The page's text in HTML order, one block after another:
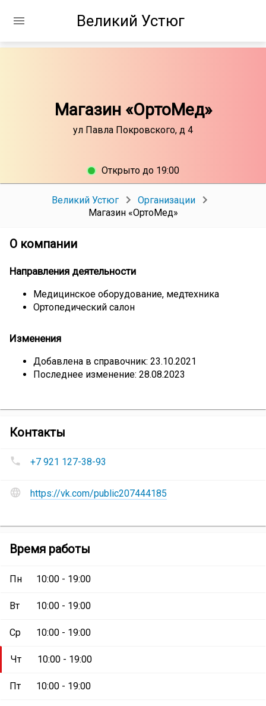
Великий Устюг
Магазин «ОртоМед»
ул Павла Покровского, д 4
Открыто до 19:00
Великий Устюг
Организации
Магазин «ОртоМед»
О компании
Направления деятельности
Медицинское оборудование, медтехника
Ортопедический салон
Изменения
Добавлена в справочник: 23.10.2021
Последнее изменение: 28.08.2023
Контакты
«ОртоМед»
Номера
телефонов
«ОртоМед»:
+7 921 127-38-93
Сайт
и
сети
«ОртоМед»:
https://vk.com/public207444185
Время работы
Пн 10:00 - 19:00
Вт 10:00 - 19:00
Ср 10:00 - 19:00
Чт 10:00 - 19:00
Пт 10:00 - 19:00